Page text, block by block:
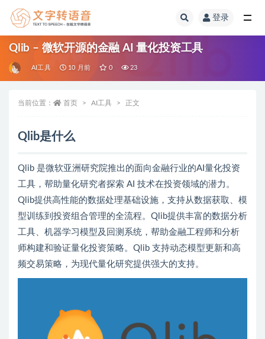
登录
Qlib – 微软开源的金融 AI 量化投资工具
AI工具 10 月前 0 23
当前位置： 首页 AI工具 正文
Qlib是什么
Qlib 是微软亚洲研究院推出的面向金融行业的AI量化投资
工具，帮助量化研究者探索 AI 技术在投资领域的潜力。
Qlib提供高性能的数据处理基础设施，支持从数据获取、模
型训练到投资组合管理的全流程。Qlib提供丰富的数据分析
工具、机器学习模型及回测系统，帮助金融工程师和分析
师构建和验证量化投资策略。Qlib 支持动态模型更新和高
频交易策略，为现代量化研究提供强大的支持。